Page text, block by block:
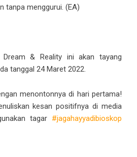
tanpa menggurui. (EA)
& Reality ini akan tayang
tanggal 24 Maret 2022.
menontonnya di hari pertama!
kesan positifnya di media
tagar #jagahayyadibioskop